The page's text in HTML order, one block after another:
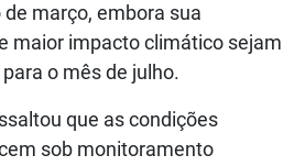
março, embora sua
maior impacto climático sejam
o mês de julho.
que as condições
sob monitoramento